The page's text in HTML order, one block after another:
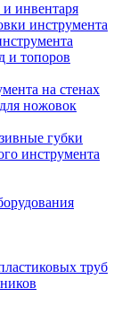
и инвентаря
инструмента
и топоров
на стенах
ножовок
губки
инструмента
труб